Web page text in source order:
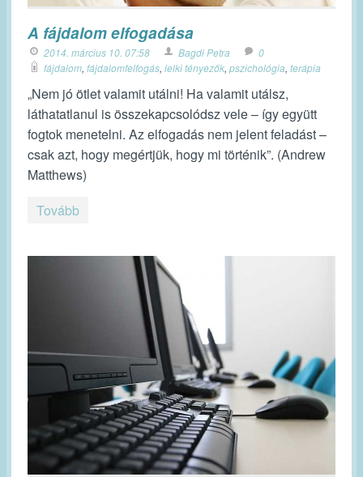
A fájdalom elfogadása
2014. március 10. 07:58 Bagdi Petra
0
fájdalom, fájdalomfelfogás, lelki tényezők, pszichológia, terápia
„Nem jó ötlet valamit utálni! Ha valamit utálsz,
láthatatlanul is összekapcsolódsz vele – így együtt
fogtok menetelni. Az elfogadás nem jelent feladást –
csak azt, hogy megértjük, hogy mi történik”. (Andrew
Matthews)
Tovább